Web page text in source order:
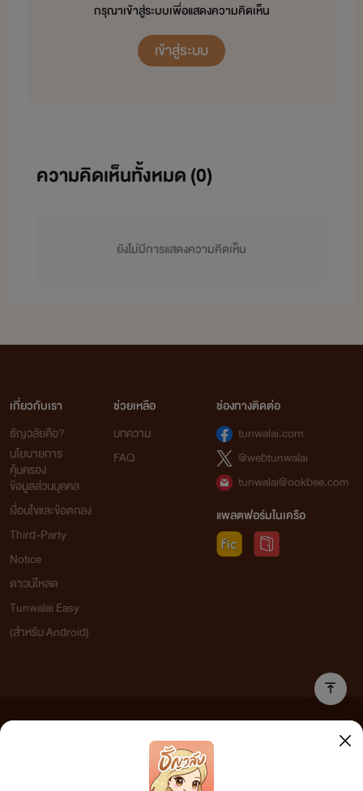
วันนี้นะคะไรท์ก็จะมาเเนะนำเพจของไรท์เองนะคะ
กรุณาเข้าสู่ระบบเพื่อแสดงความคิดเห็น
เข้าสู่ระบบ
ความคิดเห็นทั้งหมด (0)
ยังไม่มีการแสดงความคิดเห็น
เกี่ยวกับเรา
ธัญวลัยคือ?
นโยบายการ
คุ้มครอง
ข้อมูลส่วนบุคคล
เงื่อนไขและข้อตกลง
Third-Party
Notice
ดาวน์โหลด
Tunwalai Easy
(สำหรับ Android)
ช่วยเหลือ
บทความ
FAQ
ช่องทางติดต่อ
tunwalai.com
@webtunwalai
tunwalai@ookbee.com
แพลตฟอร์มในเครือ
เว็บไซต์แห่งนี้ไม่ได้เห็นด้วยและไม่ขอรับผิดชอบต่อข้อความใดๆ ทั้งสิ้น ดังนั้นผู้อ่านทุกท่านโปรดใช้
วิจารณญาณในการกลั่นกรองด้วยตนเอง และหากท่านพบข้อความใดๆ ที่ขัดต่อกฎหมายและศีลธรรม
กรุณาแจ้งมาที่ tunwalai@ookbee.com เพื่อทีมงานจะได้ดำเนินการในทันที ทั้งนี้ ทางเว็บไซต์ขอสงวน